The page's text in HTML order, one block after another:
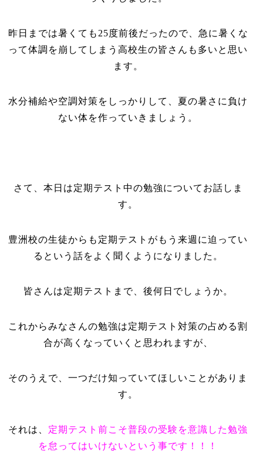
昨日までは暑くても 25度前後だったので、急に暑くな
って体調を崩してしまう高校生の皆さんも多いと思い
ます。
水分補給や空調対策をしっかりして、夏の暑さに負け
ない体を作っていきましょう。
さて、本日は定期テスト中の勉強についてお話しま
す。
豊洲校の生徒からも定期テストがもう来週に迫ってい
るという話をよく聞くようになりました。
皆さんは定期テストまで、後何日でしょうか。
これからみなさんの勉強は定期テスト対策の占める割
合が高くなっていくと思われますが、
そのうえで、一つだけ知っていてほしいことがありま
す。
それは、 定期テスト前こそ普段の受験を意識した勉強
を怠ってはいけないという事です！！！